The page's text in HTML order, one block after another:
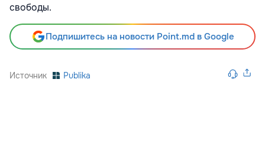
свободы.
Подпишитесь на новости Point.md в Google
Источник Publika